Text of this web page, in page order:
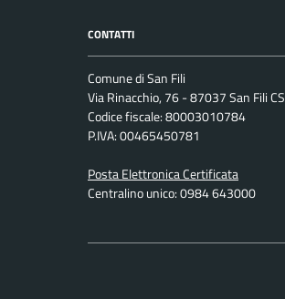
CONTATTI
Comune di San Fili
Via Rinacchio, 76 - 87037 San Fili CS
Codice fiscale: 80003010784
P.IVA: 00465450781
Posta Elettronica Certificata
Centralino unico: 0984 643000